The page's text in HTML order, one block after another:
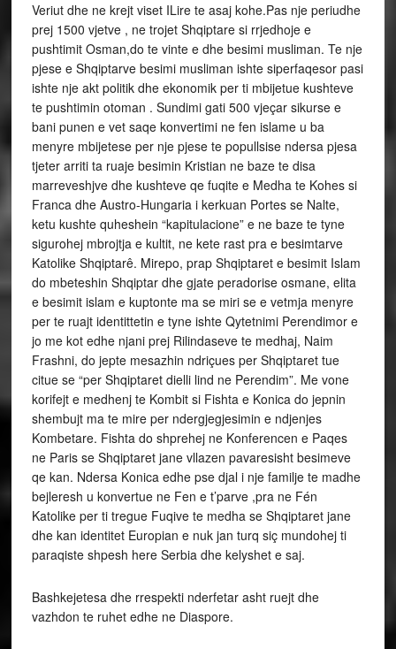
Veriut dhe ne krejt viset ILire te asaj kohe.Pas nje periudhe
prej 1500 vjetve , ne trojet Shqiptare si rrjedhoje e
pushtimit Osman,do te vinte e dhe besimi musliman. Te nje
pjese e Shqiptarve besimi musliman ishte siperfaqesor pasi
ishte nje akt politik dhe ekonomik per ti mbijetue kushteve
te pushtimin otoman . Sundimi gati 500 vjeçar sikurse e
bani punen e vet saqe konvertimi ne fen islame u ba
menyre mbijetese per nje pjese te popullsise ndersa pjesa
tjeter arriti ta ruaje besimin Kristian ne baze te disa
marreveshjve dhe kushteve qe fuqite e Medha te Kohes si
Franca dhe Austro-Hungaria i kerkuan Portes se Nalte,
ketu kushte quheshein “kapitulacione” e ne baze te tyne
sigurohej mbrojtja e kultit, ne kete rast pra e besimtarve
Katolike Shqiptarê. Mirepo, prap Shqiptaret e besimit Islam
do mbeteshin Shqiptar dhe gjate peradorise osmane, elita
e besimit islam e kuptonte ma se miri se e vetmja menyre
per te ruajt identittetin e tyne ishte Qytetnimi Perendimor e
jo me kot edhe njani prej Rilindaseve te medhaj, Naim
Frashni, do jepte mesazhin ndriçues per Shqiptaret tue
citue se “per Shqiptaret dielli lind ne Perendim”. Me vone
korifejt e medhenj te Kombit si Fishta e Konica do jepnin
shembujt ma te mire per ndergjegjesimin e ndjenjes
Kombetare. Fishta do shprehej ne Konferencen e Paqes
ne Paris se Shqiptaret jane vllazen pavaresisht besimeve
qe kan. Ndersa Konica edhe pse djal i nje familje te madhe
bejleresh u konvertue ne Fen e t’parve ,pra ne Fén
Katolike per ti tregue Fuqive te medha se Shqiptaret jane
dhe kan identitet Europian e nuk jan turq siç mundohej ti
paraqiste shpesh here Serbia dhe kelyshet e saj.
Bashkejetesa dhe rrespekti nderfetar asht ruejt dhe
vazhdon te ruhet edhe ne Diaspore.